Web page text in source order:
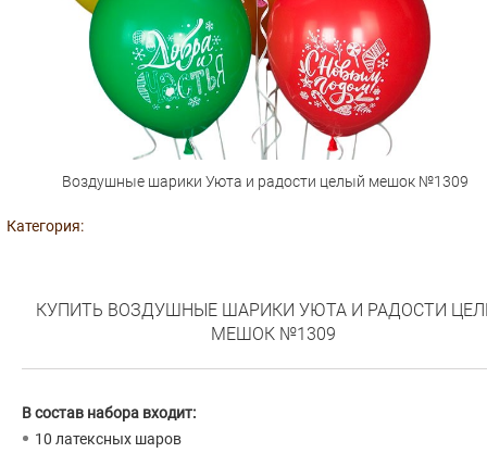
Воздушные шарики Уюта и радости целый мешок №1309
Категория:
КУПИТЬ ВОЗДУШНЫЕ ШАРИКИ УЮТА И РАДОСТИ
МЕШОК №1309
В состав набора входит:
10 латексных шаров